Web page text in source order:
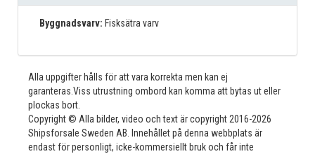
Byggnadsvarv: Fisksätra varv
Alla uppgifter hålls för att vara korrekta men kan ej
garanteras.Viss utrustning ombord kan komma att bytas ut eller
plockas bort.
Copyright © Alla bilder, video och text är copyright 2016-2026
Shipsforsale Sweden AB. Innehållet på denna webbplats är
endast för personligt, icke-kommersiellt bruk och får inte